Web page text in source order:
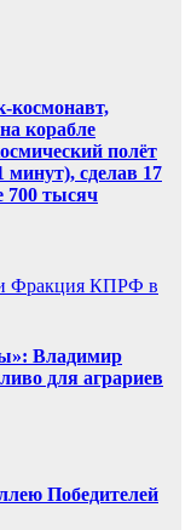
космонавт,
корабле
полёт
минут), сделав 17
700 тысяч
Фракция КПРФ в
Владимир
для аграриев
Победителей